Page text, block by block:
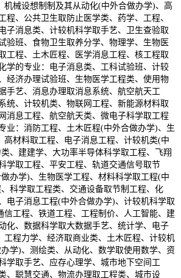
机械设想制制及其从动化(中外合做办学)、高
程、公共卫生取防止医学类、药学、工程、
子消息类、计较机科学取手艺、卫生查验取
验班、食物卫生取养分学、物理学、生物医
工程、土木匠程、医学消息工程、核工程取
学的专业：电子消息类、工科试验班、计较
经济办理试验班、生物医学工程类、使用物
手艺、消息办理取消息系统、航空航天工
统、计较机类、物联网工程、新能源材料取
消息工程、航空航天类、微电子科学取工程
业：消防工程、土木匠程(中外合做办学)、生
高材料取工程、电子消息工程、计较机类(中
、建建学、大功率半导体科学取工程、飞翔
学取工程、平安工程、轨道交通信号取节
办学)、生物医学工程、材料科学取工程(中
科学取工程类、交通设备取节制工程、化
电子消息工程(中外合做办学)、计较机科学取
信工程、铁道工程、工程制价、人工智能、建
化、数据科学取大数据手艺、统计学、电子
工程力学、经济取商业类、土木匠程、计较机
学)、测绘类、从动化、数学取使用数学、资
学取手艺、应存心理学、城市地下空间工
、聪慧交通、物流办理取工程类、城市设